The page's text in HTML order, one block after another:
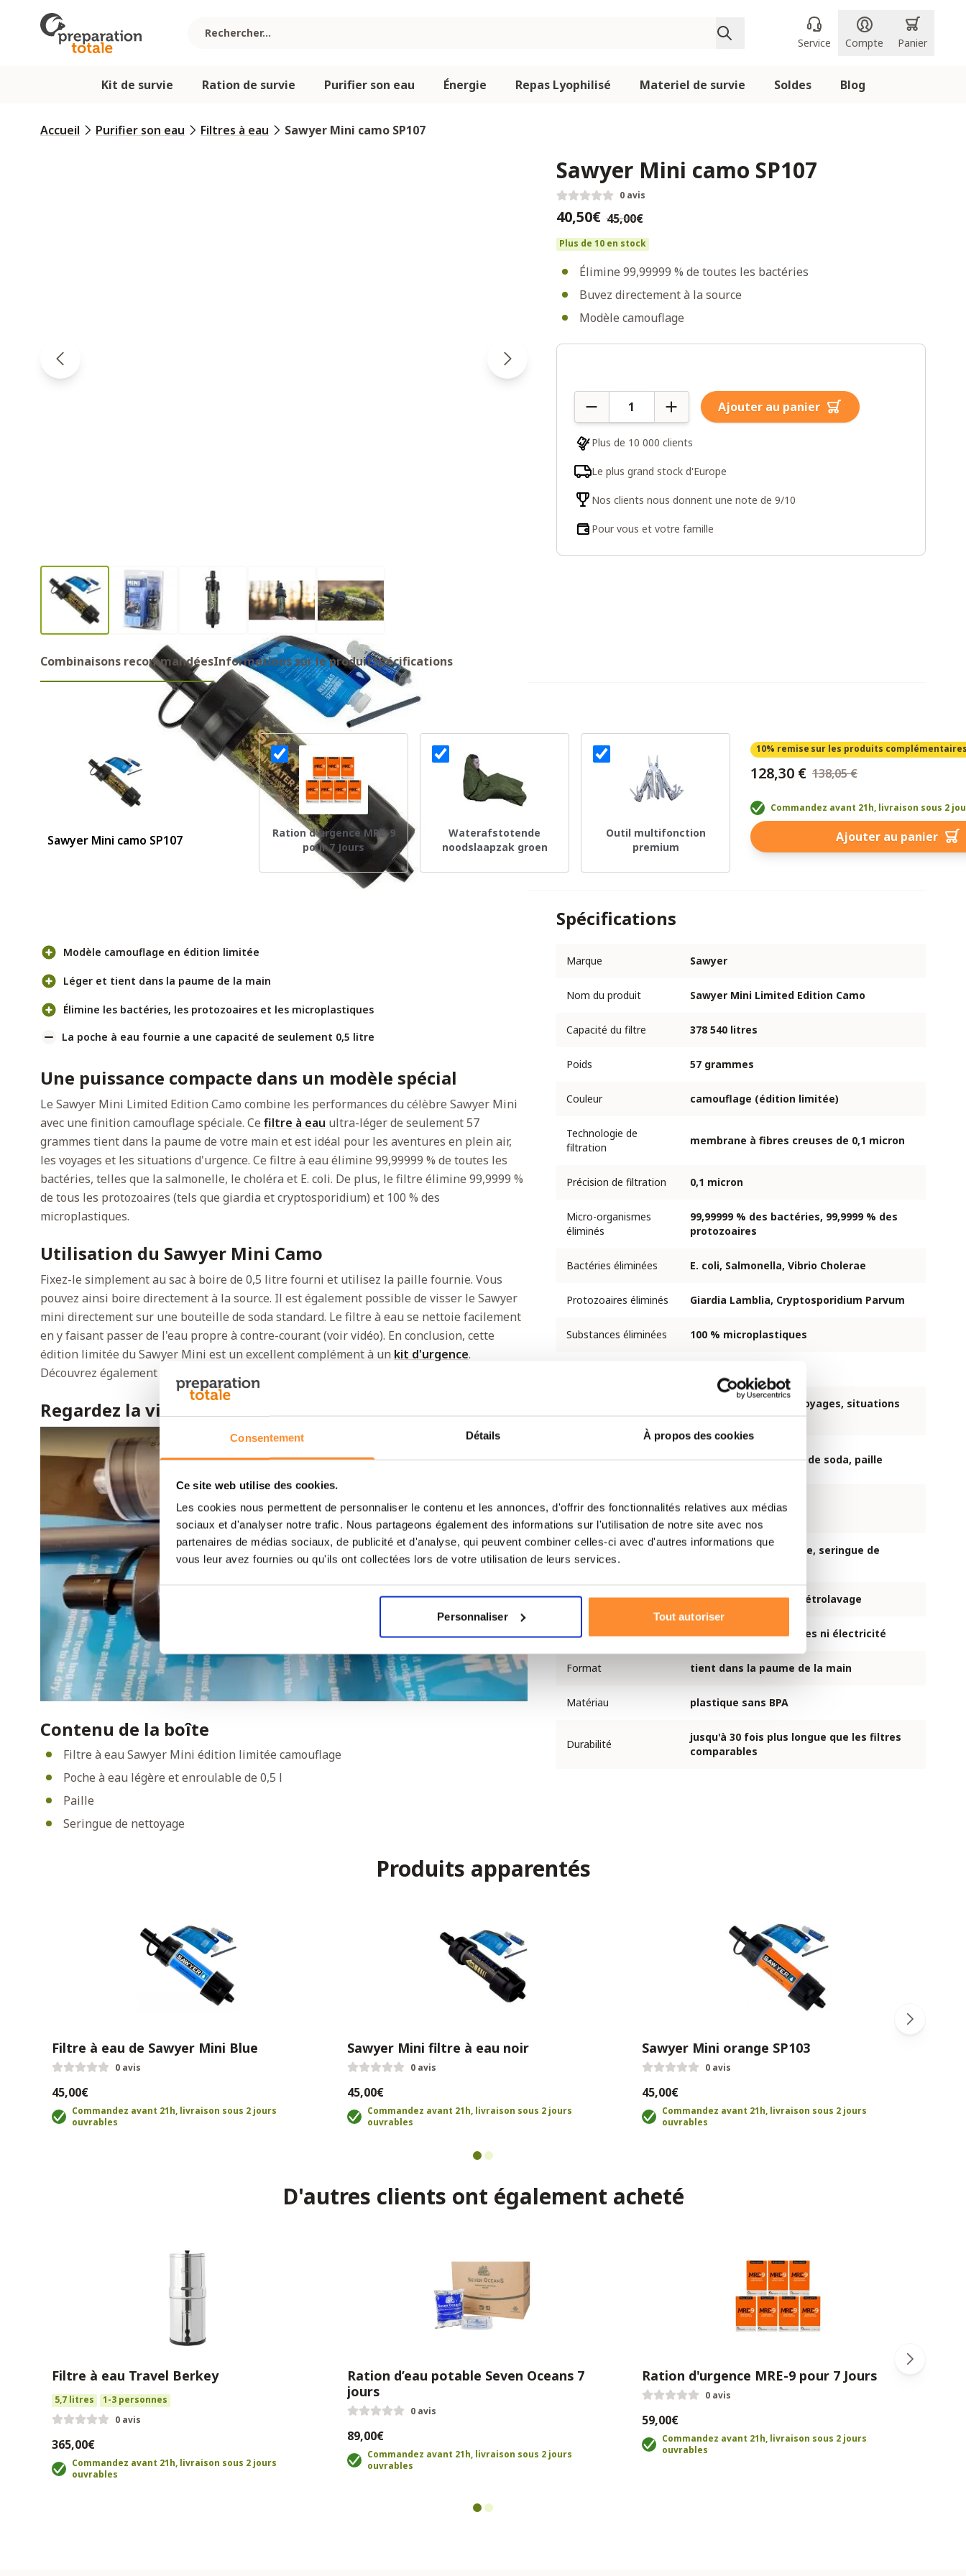
Consentement Détails À propos des cookies
Ce site web utilise des cookies.
Les cookies nous permettent de personnaliser le contenu et les annonces, d'offrir des fonctionnalités relatives aux médias
sociaux et d'analyser notre trafic. Nous partageons également des informations sur l'utilisation de notre site avec nos
partenaires de médias sociaux, de publicité et d'analyse, qui peuvent combiner celles-ci avec d'autres informations que
vous leur avez fournies ou qu'ils ont collectées lors de votre utilisation de leurs services.
Personnaliser Tout autoriser
Kit de survie Ration de survie Purifier son eau Énergie Repas Lyophilisé Materiel de survie Soldes Blog
Service Compte Panier
Accueil Purifier son eau Filtres à eau Sawyer Mini camo SP107
Sawyer Mini camo SP107
0 avis
40,50€ 45,00€
Plus de 10 en stock
Élimine 99,99999 % de toutes les bactéries
Buvez directement à la source
Modèle camouflage
Ajouter au panier
Plus de 10 000 clients
Le plus grand stock d'Europe
Nos clients nous donnent une note de 9/10
Pour vous et votre famille
Combinaisons recommandéesInformations sur le produitSpécifications
Combinaisons recommandes
Sawyer Mini camo SP107
Ration d'urgence MRE-9
pour 7 Jours
Waterafstotende
noodslaapzak groen
Outil multifonction
premium
10% remise sur les produits
128,30 € 138,05 €
Commandez avant 21h, livraison sous 2
Ajouter au panier
Modèle camouflage en édition limitée
Léger et tient dans la paume de la main
Élimine les bactéries, les protozoaires et les microplastiques
La poche à eau fournie a une capacité de seulement 0,5 litre
Une puissance compacte dans un modèle spécial
Le Sawyer Mini Limited Edition Camo combine les performances du célèbre Sawyer Mini
avec une finition camouflage spéciale. Ce filtre à eau ultra-léger de seulement 57
grammes tient dans la paume de votre main et est idéal pour les aventures en plein air,
les voyages et les situations d'urgence. Ce filtre à eau élimine 99,99999 % de toutes les
bactéries, telles que la salmonelle, le choléra et E. coli. De plus, le filtre élimine 99,9999 %
de tous les protozoaires (tels que giardia et cryptosporidium) et 100 % des
microplastiques.
Utilisation du Sawyer Mini Camo
Fixez-le simplement au sac à boire de 0,5 litre fourni et utilisez la paille fournie. Vous
pouvez ainsi boire directement à la source. Il est également possible de visser le Sawyer
mini directement sur une bouteille de soda standard. Le filtre à eau se nettoie facilement
en y faisant passer de l'eau propre à contre-courant (voir vidéo). En conclusion, cette
édition limitée du Sawyer Mini est un excellent complément à un kit d'urgence.
Découvrez également tous nos
filtres à eau Sawyer
Regardez la vidéo du produit
Contenu de la boîte
Filtre à eau Sawyer Mini édition limitée camouflage
Poche à eau légère et enroulable de 0,5 l
Paille
Seringue de nettoyage
Spécifications
Marque Sawyer
Nom du produit Sawyer Mini Limited Edition Camo
Capacité du filtre 378 540 litres
Poids 57 grammes
Couleur camouflage (édition limitée)
Technologie de
filtration
membrane à fibres creuses de 0,1 micron
Précision de filtration 0,1 micron
Micro-organismes
éliminés
99,99999 % des bactéries, 99,9999 % des
protozoaires
Bactéries éliminées E. coli, Salmonella, Vibrio Cholerae
Protozoaires éliminés Giardia Lamblia, Cryptosporidium Parvum
Substances éliminées 100 % microplastiques
Plein air, randonnée, voyages, situations
d'urgence
Poche à eau, bouteille de soda, paille
Capacité de la poche
à eau
0,5 litre
Inclus
poche à eau 0,5 L, paille, seringue de
Entretien facile à nettoyer par rétrolavage
Fonctionnement sans produits chimiques ni électricité
Format tient dans la paume de la main
Matériau plastique sans BPA
Durabilité
jusqu'à 30 fois plus longue que les filtres
comparables
Produits apparentés
Filtre à eau de Sawyer Mini Blue
0 avis
45,00€
Commandez avant 21h, livraison sous 2 jours
ouvrables
Sawyer Mini filtre à eau noir
0 avis
45,00€
Commandez avant 21h, livraison sous 2 jours
ouvrables
Sawyer Mini orange SP103
0 avis
45,00€
Commandez avant 21h, livraison sous 2 jours
ouvrables
D'autres clients ont également acheté
Filtre à eau Travel Berkey
5,7 litres
1-3 personnes
0 avis
365,00€
Commandez avant 21h, livraison sous 2 jours
ouvrables
Ration d’eau potable Seven Oceans 7
jours
0 avis
89,00€
Commandez avant 21h, livraison sous 2 jours
ouvrables
Ration d'urgence MRE-9 pour 7 Jours
0 avis
59,00€
Commandez avant 21h, livraison sous 2 jours
ouvrables